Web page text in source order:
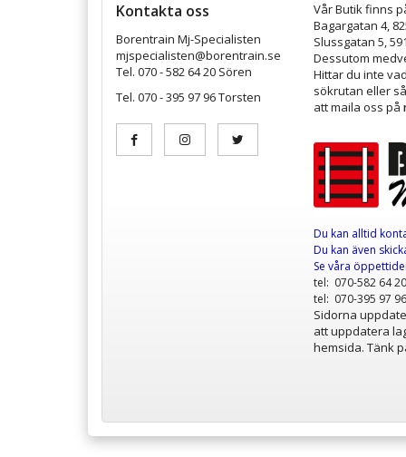
Kontakta oss
Borentrain Mj-Specialisten
mjspecialisten@borentrain.se
Tel. 070 - 582 64 20 Sören
Tel. 070 - 395 97 96 Torsten
Vår Butik finns
Bagargatan 4,
Slussgatan 5,
Dessutom
Hittar du inte
sökrutan eller
att maila oss på
Du kan alltid
Du kan även
Se våra
tel: 070-582 64
tel: 070-395 97
Sidorna
att uppdatera
hemsida. Tänk